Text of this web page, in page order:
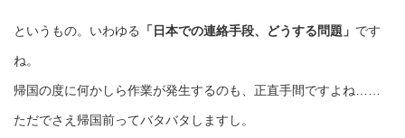
というもの。いわゆる 「日本での連絡手段、どうする問題」 です
ね。
帰国の度に何かしら作業が発生するのも、正直手間ですよね……
ただでさえ帰国前ってバタバタしますし。